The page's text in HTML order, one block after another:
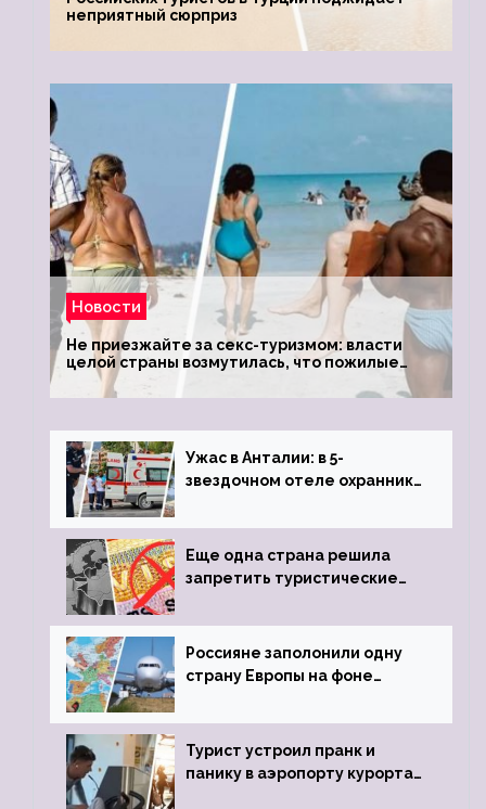
неприятный сюрприз
Новости
Не приезжайте за секс-туризмом: власти
целой страны возмутилась, что пожилые
туристки массово едут к ним, чтобы
обзавестись молодыми любовниками
Ужас в Анталии: в 5-
звездочном отеле охранник
пистолета
Еще одна страна решила
запретить туристические
Россияне заполонили одну
страну Европы на фоне
виз
Турист устроил пранк и
панику в аэропорту курорта,